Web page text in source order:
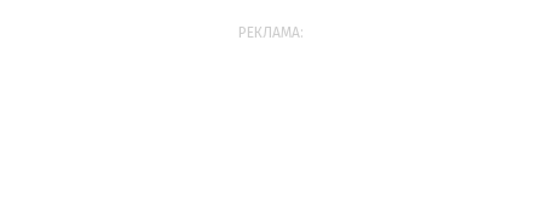
РЕКЛАМА: